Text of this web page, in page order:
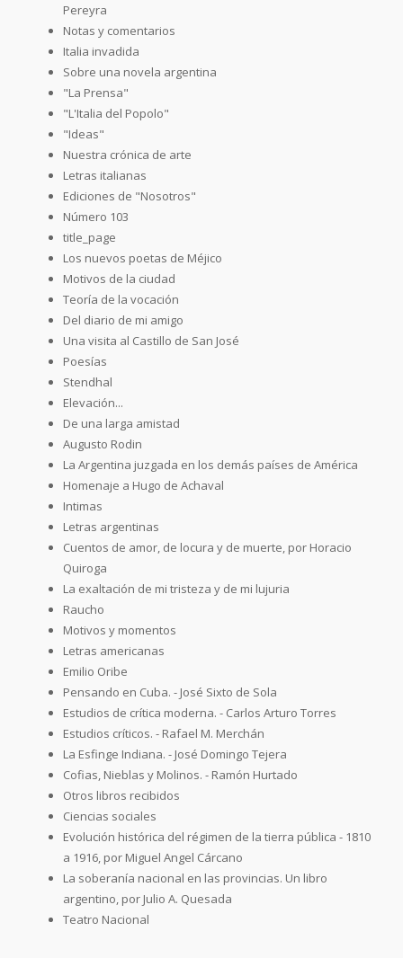
Pereyra
Notas y comentarios
Italia invadida
Sobre una novela argentina
"La Prensa"
"L'Italia del Popolo"
"Ideas"
Nuestra crónica de arte
Letras italianas
Ediciones de "Nosotros"
Número 103
title_page
Los nuevos poetas de Méjico
Motivos de la ciudad
Teoría de la vocación
Del diario de mi amigo
Una visita al Castillo de San José
Poesías
Stendhal
Elevación...
De una larga amistad
Augusto Rodin
La Argentina juzgada en los demás países de América
Homenaje a Hugo de Achaval
Intimas
Letras argentinas
Cuentos de amor, de locura y de muerte, por Horacio
Quiroga
La exaltación de mi tristeza y de mi lujuria
Raucho
Motivos y momentos
Letras americanas
Emilio Oribe
Pensando en Cuba. - José Sixto de Sola
Estudios de crítica moderna. - Carlos Arturo Torres
Estudios críticos. - Rafael M. Merchán
La Esfinge Indiana. - José Domingo Tejera
Cofias, Nieblas y Molinos. - Ramón Hurtado
Otros libros recibidos
Ciencias sociales
Evolución histórica del régimen de la tierra pública - 1810
a 1916, por Miguel Angel Cárcano
La soberanía nacional en las provincias. Un libro
argentino, por Julio A. Quesada
Teatro Nacional